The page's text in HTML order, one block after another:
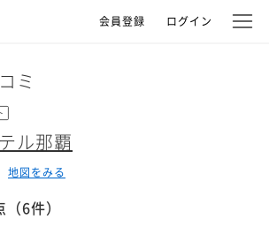
会員登録 ログイン
ミ
ル那覇
地図をみる
（6件）